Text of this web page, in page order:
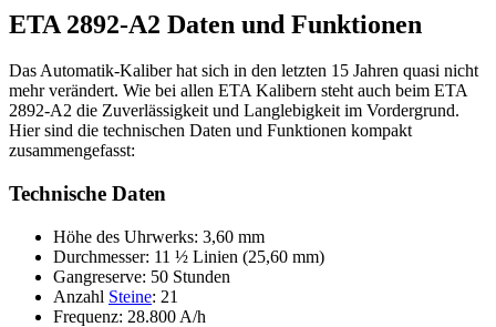
ETA 2892-A2 Daten und Funktionen
Das Automatik-Kaliber hat sich in den letzten 15 Jahren quasi nicht
mehr verändert. Wie bei allen ETA Kalibern steht auch beim ETA
2892-A2 die Zuverlässigkeit und Langlebigkeit im Vordergrund.
Hier sind die technischen Daten und Funktionen kompakt
zusammengefasst:
Technische Daten
Höhe des Uhrwerks: 3,60 mm
Durchmesser: 11 ½ Linien (25,60 mm)
Gangreserve: 50 Stunden
Anzahl Steine: 21
Frequenz: 28.800 A/h